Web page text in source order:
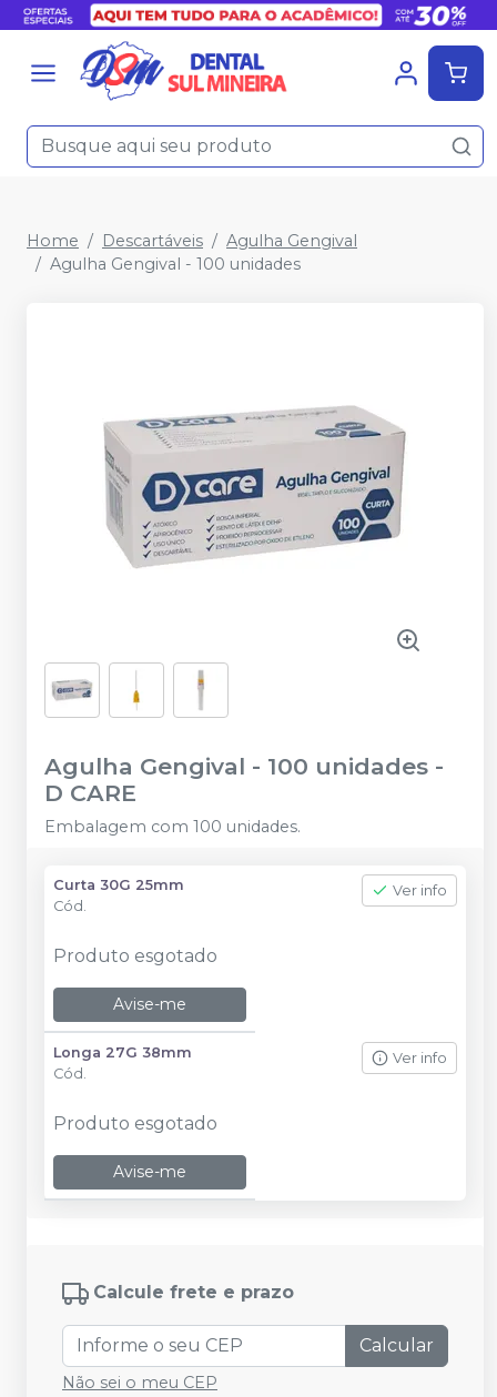
Home Descartáveis
Agulha Gengival
Agulha Gengival - 100 unidades
Agulha Gengival - 100 unidades -
D CARE
Embalagem com 100 unidades.
Curta 30G 25mm
Cód.
Ver info
Produto esgotado
Avise-me
Longa 27G 38mm
Cód.
Ver info
Produto esgotado
Avise-me
Calcule frete e prazo
Calcular
Não sei o meu CEP